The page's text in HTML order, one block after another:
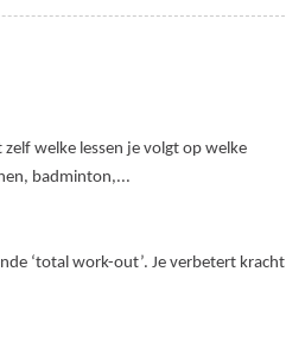
welke lessen je volgt op welke
badminton,...
‘total work-out’. Je verbetert kracht